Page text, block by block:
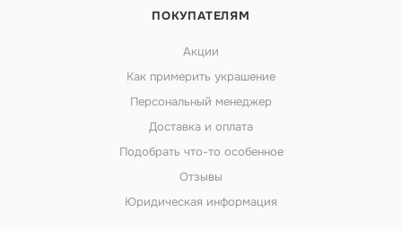
ПОКУПАТЕЛЯМ
Акции
Как примерить украшение
Персональный менеджер
Доставка и оплата
Подобрать что-то особенное
Отзывы
Юридическая информация